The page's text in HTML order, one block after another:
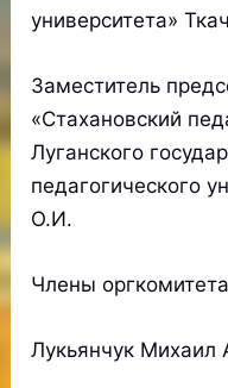
университета»
Заместитель
«Стахановский
Луганского
педагогического
О.И.
Члены
Лукьянчук Михаил